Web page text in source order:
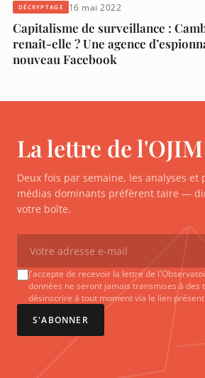
DÉCRYPTAGE 16 mai 2022
Capitalisme de surveillance :
renaît-elle ? Une agence
nouveau Facebook
La lettre de l'OJIM
Deux fois par semaine, les analyses et
médias dominants préfèrent taire —
votre boîte.
J'accepte de recevoir la lettre de
données ne seront jamais transmises à des
désinscrire à tout moment via le lien
S'ABONNER